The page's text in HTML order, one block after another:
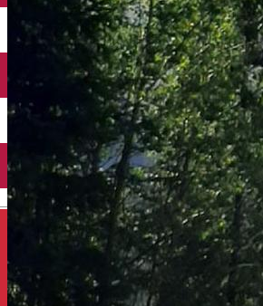
English
Închirieri auto
Închirieri de biciclete